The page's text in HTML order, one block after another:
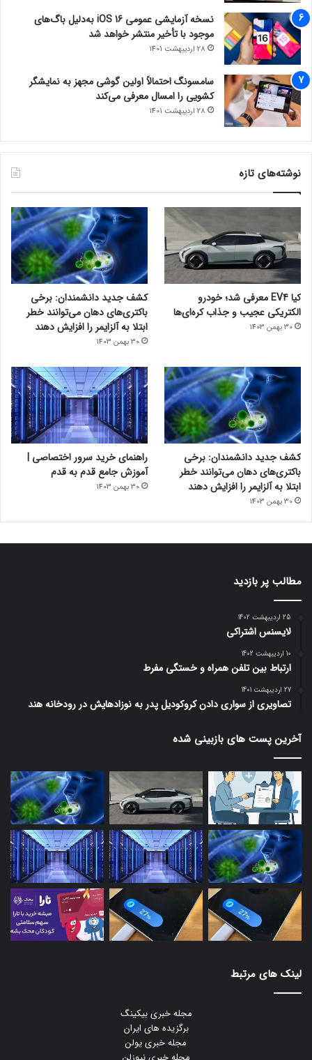
نسخه آزمایشی عمومی iOS 16 به‌دلیل باگ‌های
موجود با تأخیر منتشر خواهد شد
28 اردیبهشت 1401
سامسونگ احتمالاً اولین گوشی مجهز به نمایشگر
کشویی را امسال معرفی می‌کند
28 اردیبهشت 1401
نوشته‌های تازه
کیا EV4 معرفی شد؛ خودرو
الکتریکی عجیب و جذاب کره‌ای‌ها
30 بهمن 1403
کشف جدید دانشمندان: برخی
باکتری‌های دهان می‌توانند خطر
ابتلا به آلزایمر را افزایش دهند
30 بهمن 1403
کشف جدید دانشمندان: برخی
باکتری‌های دهان می‌توانند خطر
ابتلا به آلزایمر را افزایش دهند
30 بهمن 1403
راهنمای خرید سرور اختصاصی |
آموزش جامع قدم به قدم
30 بهمن 1403
مطالب پر بازدید
25 اردیبهشت 1402
لایسنس اشتراکی
10 اردیبهشت 1402
ارتباط بین تلفن همراه و خستگی مفرط
27 اردیبهشت 1401
تصاویری از سواری دادن کروکودیل پدر به نوزادهایش در رودخانه هند
آخرین پست های بازبینی شده
لینک های مرتبط
مجله خبری بیکینگ
برگزیده های ایران
مجله خبری یولن